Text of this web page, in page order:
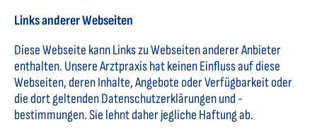
Links anderer Webseiten
Diese Webseite kann Links zu Webseiten anderer Anbieter
enthalten. Unsere Arztpraxis hat keinen Einfluss auf diese
Webseiten, deren Inhalte, Angebote oder Verfügbarkeit oder
die dort geltenden Datenschutzerklärungen und -
bestimmungen. Sie lehnt daher jegliche Haftung ab.